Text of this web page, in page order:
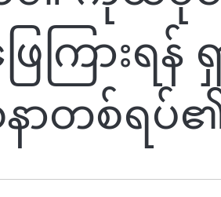
ြေကြားရ
ာတစ်ရပ်